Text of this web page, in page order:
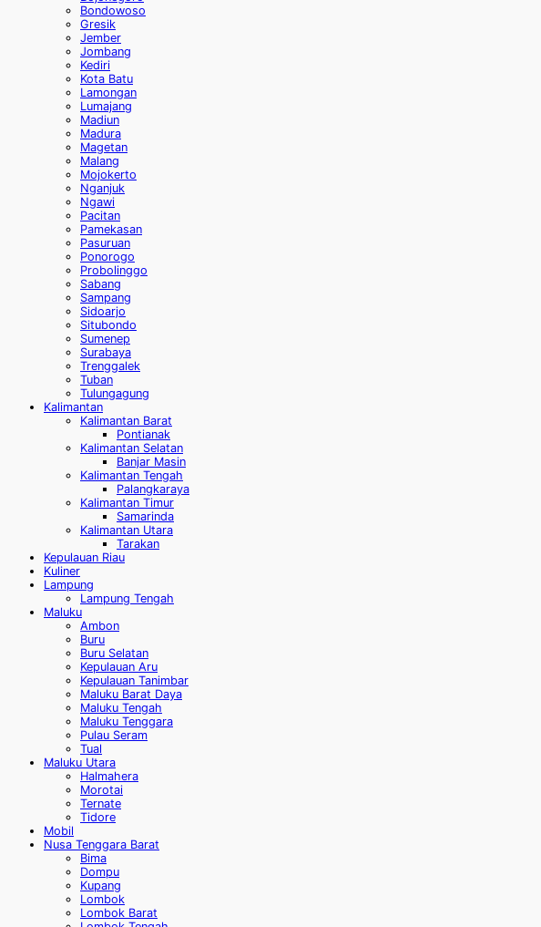
Bondowoso
Gresik
Jember
Jombang
Kediri
Kota Batu
Lamongan
Lumajang
Madiun
Madura
Magetan
Malang
Mojokerto
Nganjuk
Ngawi
Pacitan
Pamekasan
Pasuruan
Ponorogo
Probolinggo
Sabang
Sampang
Sidoarjo
Situbondo
Sumenep
Surabaya
Trenggalek
Tuban
Tulungagung
Kalimantan
Kalimantan Barat
Pontianak
Kalimantan Selatan
Banjar Masin
Kalimantan Tengah
Palangkaraya
Kalimantan Timur
Samarinda
Kalimantan Utara
Tarakan
Kepulauan Riau
Kuliner
Lampung
Lampung Tengah
Maluku
Ambon
Buru
Buru Selatan
Kepulauan Aru
Kepulauan Tanimbar
Maluku Barat Daya
Maluku Tengah
Maluku Tenggara
Pulau Seram
Tual
Maluku Utara
Halmahera
Morotai
Ternate
Tidore
Mobil
Nusa Tenggara Barat
Bima
Dompu
Kupang
Lombok
Lombok Barat